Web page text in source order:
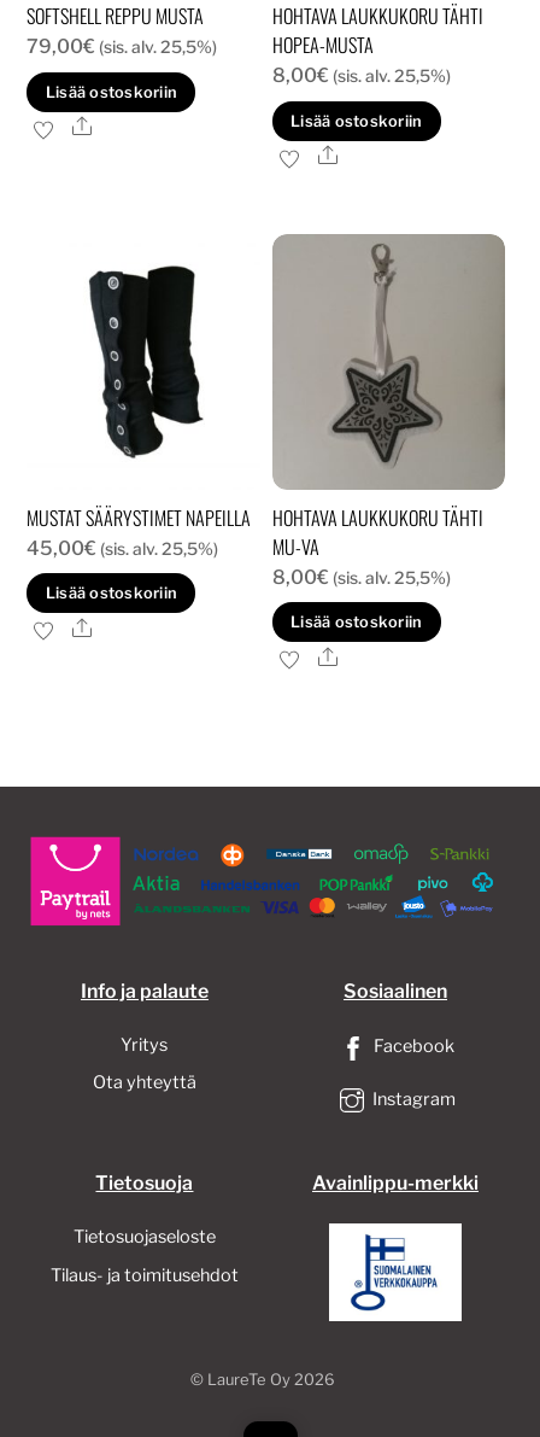
SOFTSHELL REPPU MUSTA
79,00€ (sis. alv. 25,5%)
Lisää ostoskoriin
Ale
HOHTAVA LAUKKUKORU TÄHTI
HOPEA-MUSTA
8,00€ (sis. alv. 25,5%)
Lisää ostoskoriin
Ale
MUSTAT SÄÄRYSTIMET NAPEILLA
45,00€ (sis. alv. 25,5%)
Lisää ostoskoriin
Ale
HOHTAVA LAUKKUKORU TÄHTI
MU-VA
8,00€ (sis. alv. 25,5%)
Lisää ostoskoriin
Ale
Info ja palaute
Yritys
Ota yhteyttä
Sosiaalinen
Facebook
Instagram
Tietosuoja
Tietosuojaseloste
Tilaus- ja toimitusehdot
Avainlippu-merkki
© LaureTe Oy2026